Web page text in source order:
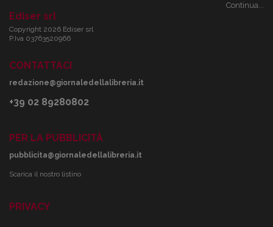
Continua...
Ediser srl
Copyright 2026 Ediser srl
P.Iva 03763520966
CONTATTACI
redazione@giornaledellalibreria.it
+39 02 89280802
PER LA PUBBLICITÀ
pubblicita@giornaledellalibreria.it
Scarica il nostro listino
PRIVACY